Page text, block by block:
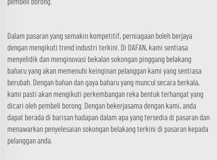
pembeli borong.
Dalam pasaran yang semakin kompetitif, perniagaan boleh berjaya
dengan mengikuti trend industri terkini. Di DAFAN, kami sentiasa
menyelidik dan menginovasi bekalan sokongan pinggang belakang
baharu yang akan memenuhi keinginan pelanggan kami yang sentiasa
berubah. Dengan bahan dan gaya baharu yang muncul secara berkala,
kami pasti akan mengikuti perkembangan reka bentuk terhangat yang
dicari oleh pembeli borong. Dengan bekerjasama dengan kami, anda
dapat berada di barisan hadapan dalam apa yang tersedia di pasaran dan
menawarkan penyelesaian sokongan belakang terkini di pasaran kepada
pelanggan anda.